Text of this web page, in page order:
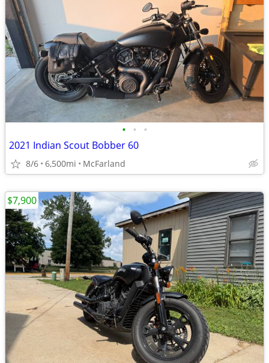
• • •
2021 Indian Scout Bobber 60
8/6 6,500mi McFarland
$7,900